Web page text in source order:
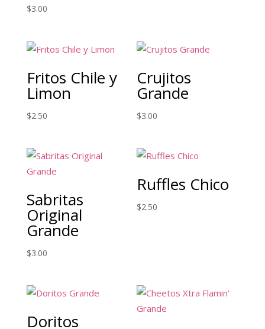
$3.00
Fritos Chile y
Limon
$2.50
Crujitos
Grande
$3.00
Sabritas
Original
Grande
$3.00
Ruffles Chico
$2.50
Doritos